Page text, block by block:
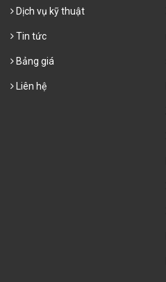
Dịch vụ kỹ thuật
Tin tức
Bảng giá
Liên hệ